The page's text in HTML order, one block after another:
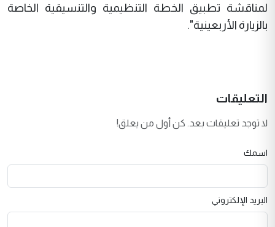
لمناقشة تطبيق الخطة التنظيمية والتنسيقية الخاصة
بالزيارة الأربعينية".
التعليقات
لا توجد تعليقات بعد. كن أول من يعلق!
اسمك
البريد الإلكتروني